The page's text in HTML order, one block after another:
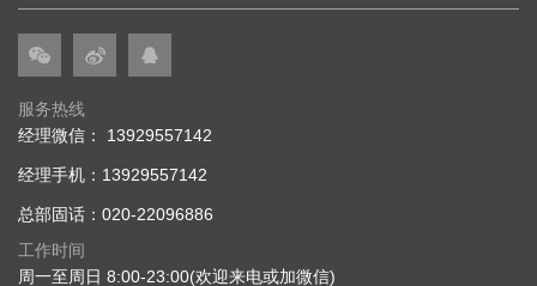
服务热线
经理微信： 13929557142
经理手机：13929557142
总部固话：020-22096886
工作时间
周一至周日 8:00-23:00(欢迎来电或加微信)